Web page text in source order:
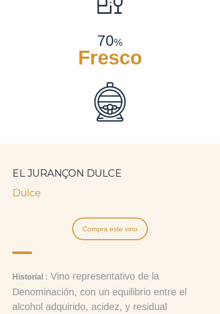
70%
Fresco
EL JURANÇON DULCE
Dulce
Compra este vino
Historial : Vino representativo de la
Denominación, con un equilibrio entre el
alcohol adquirido, acidez, y residual